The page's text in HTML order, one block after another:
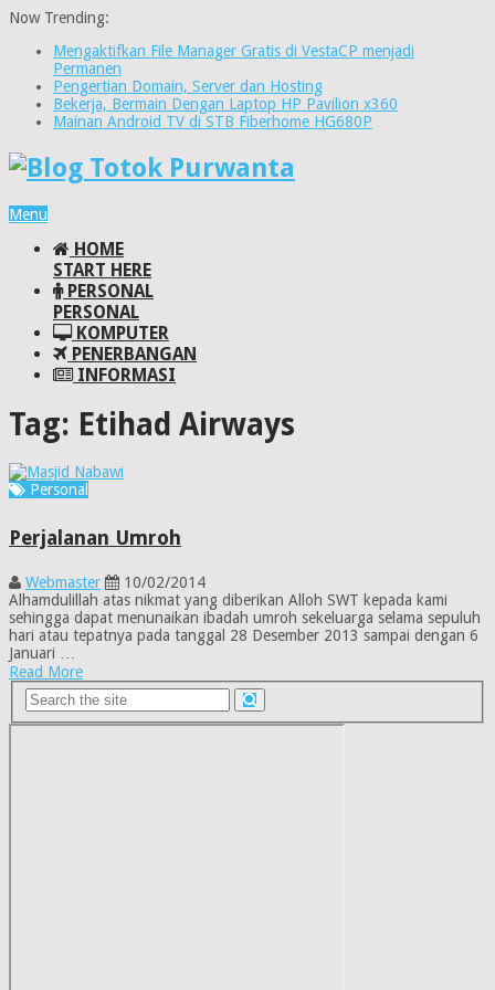
Now Trending:
Mengaktifkan File Manager Gratis di VestaCP menjadi
Permanen
Pengertian Domain, Server dan Hosting
Bekerja, Bermain Dengan Laptop HP Pavilion x360
Mainan Android TV di STB Fiberhome HG680P
Menu
HOME
START HERE
PERSONAL
PERSONAL
KOMPUTER
PENERBANGAN
INFORMASI
Tag: Etihad Airways
Personal
Perjalanan Umroh
Webmaster
10/02/2014
Alhamdulillah atas nikmat yang diberikan Alloh SWT kepada kami
sehingga dapat menunaikan ibadah umroh sekeluarga selama sepuluh
hari atau tepatnya pada tanggal 28 Desember 2013 sampai dengan 6
Januari …
Read More